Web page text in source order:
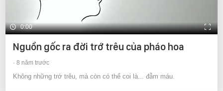
0:00
Nguồn gốc ra đời trớ trêu của pháo hoa
8 năm trước
Không những trớ trêu, mà còn có thể coi là... đẫm máu.